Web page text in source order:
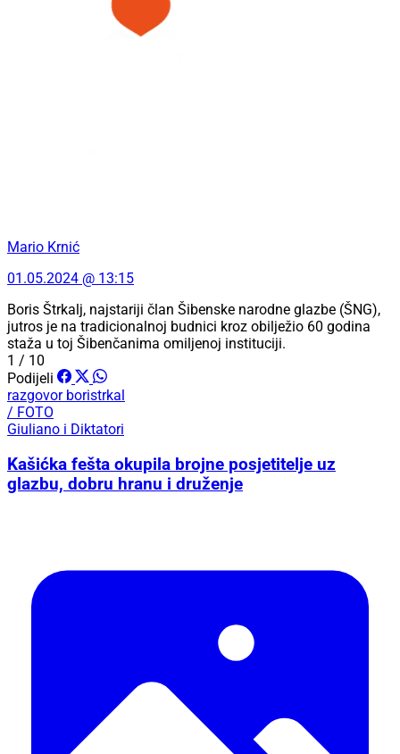
Mario Krnić
01.05.2024 @ 13:15
Boris Štrkalj, najstariji član Šibenske narodne glazbe (ŠNG),
jutros je na tradicionalnoj budnici kroz obilježio 60 godina
staža u toj Šibenčanima omiljenoj instituciji.
1 / 10
Podijeli
razgovor boristrkal
/ FOTO
Giuliano i Diktatori
Kašićka fešta okupila brojne posjetitelje uz
glazbu, dobru hranu i druženje